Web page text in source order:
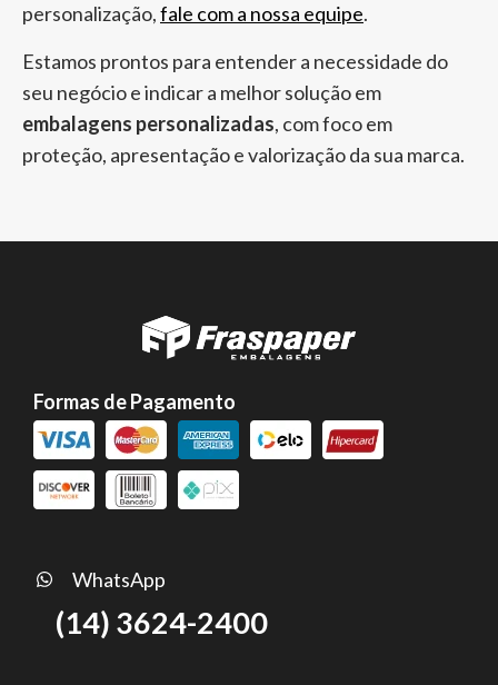
personalização,fale com a nossa equipe.
Estamos prontos para entender a necessidade do
seu negócio e indicar a melhor solução em
embalagens personalizadas, com foco em
proteção, apresentação e valorização da sua marca.
Formas de Pagamento
WhatsApp
(14) 3624-2400